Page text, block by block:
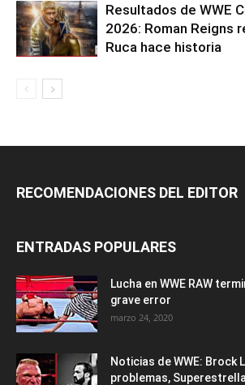
Resultados de WWE
2026: Roman Reigns
Ruca hace historia
RECOMENDACIONES DEL EDITOR
ENTRADAS POPULARES
Lucha en WWE RAW
grave error
marzo 24, 2020
Noticias de WWE: Brock
problemas,